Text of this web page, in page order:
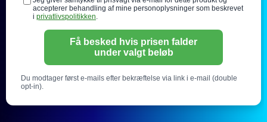
accepterer behandling af mine personoplysninger som beskrevet
i privatlivspolitikken.
Få besked hvis prisen falder
under valgt beløb
Du modtager først e-mails efter bekræftelse via link i e-mail (double
opt-in).